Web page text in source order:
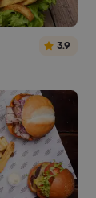
3.9